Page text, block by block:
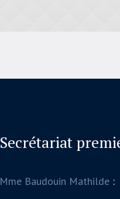
Secrétariat
Mme Baudouin Mathilde :